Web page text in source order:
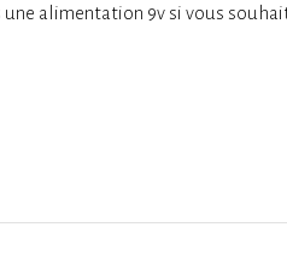
alimentation 9v si vous